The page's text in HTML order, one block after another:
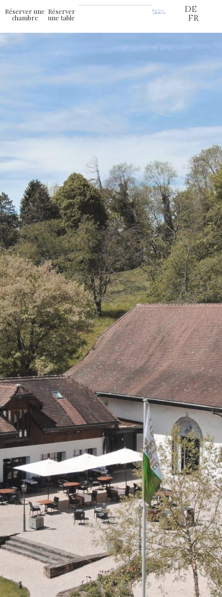
Réserver une
chambre
Réserver
une table
DE
FR